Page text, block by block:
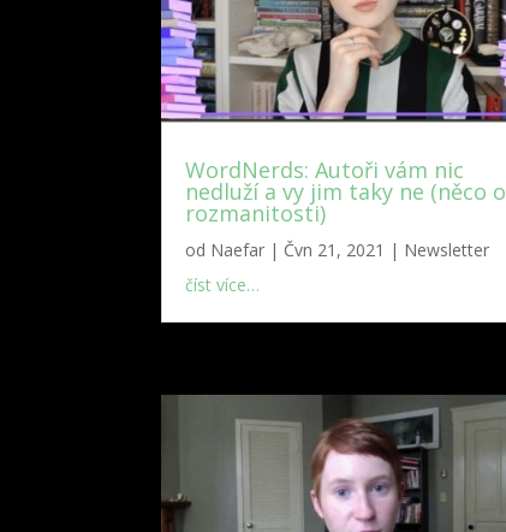
WordNerds: Autoři vám nic
nedluží a vy jim taky ne (něco o
rozmanitosti)
od Naefar | Čvn 21, 2021 | Newsletter
číst více…